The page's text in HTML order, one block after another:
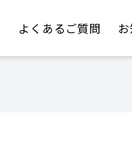
よくあるご質問